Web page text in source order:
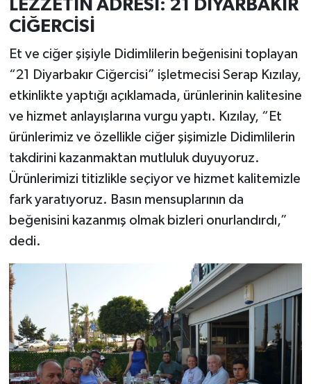
LEZZETİN ADRESİ: 21 DİYARBAKIR
CİĞERCİSİ
Et ve ciğer şişiyle Didimlilerin beğenisini toplayan
“21 Diyarbakır Ciğercisi” işletmecisi Serap Kızılay,
etkinlikte yaptığı açıklamada, ürünlerinin kalitesine
ve hizmet anlayışlarına vurgu yaptı. Kızılay, “Et
ürünlerimiz ve özellikle ciğer şişimizle Didimlilerin
takdirini kazanmaktan mutluluk duyuyoruz.
Ürünlerimizi titizlikle seçiyor ve hizmet kalitemizle
fark yaratıyoruz. Basın mensuplarının da
beğenisini kazanmış olmak bizleri onurlandırdı,”
dedi.